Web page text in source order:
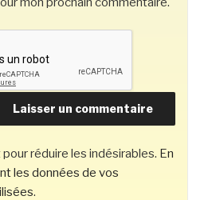
réduire les indésirables. En
les données de vos
.